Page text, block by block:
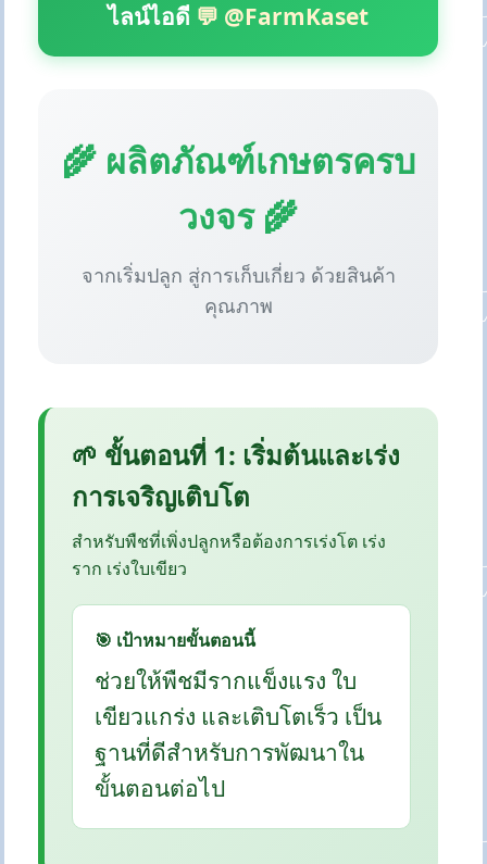
ไลน์ไอดี 💬 @FarmKaset
🌾 ผลิตภัณฑ์เกษตรครบ
วงจร 🌾
จากเริ่มปลูก สู่การเก็บเกี่ยว ด้วยสินค้า
คุณภาพ
🌱 ขั้นตอนที่ 1: เริ่มต้นและเร่ง
การเจริญเติบโต
สำหรับพืชที่เพิ่งปลูกหรือต้องการเร่งโต เร่ง
ราก เร่งใบเขียว
🎯 เป้าหมายขั้นตอนนี้
ช่วยให้พืชมีรากแข็งแรง ใบ
เขียวแกร่ง และเติบโตเร็ว เป็น
ฐานที่ดีสำหรับการพัฒนาใน
ขั้นตอนต่อไป